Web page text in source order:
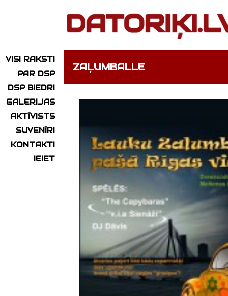
VISI RAKSTI
PAR DSP
DSP BIEDRI
GALERIJAS
AKTĪVISTS
SUVENĪRI
KONTAKTI
IEIET
ZAĻUMBALLE